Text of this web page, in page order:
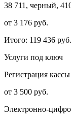
38 711, черный,
от 3 176 руб.
Итого: 119 436 руб.
Услуги под ключ
Регистрация
от 3 500 руб.
Электронно-